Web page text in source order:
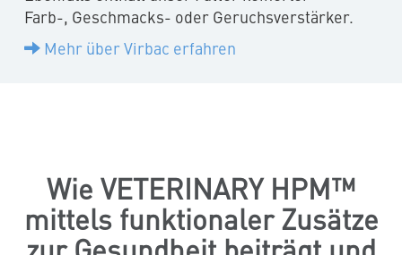
Farb-, Geschmacks- oder Geruchsverstärker.
Mehr über Virbac erfahren
Wie VETERINARY HPM™
mittels funktionaler Zusätze